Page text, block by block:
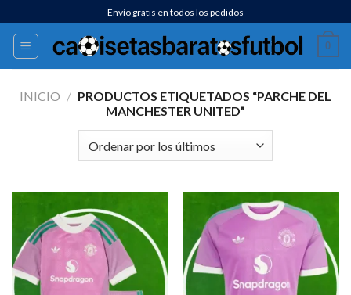
al
contenido
Envío gratis en todos los pedidos
0
INICIO / PRODUCTOS ETIQUETADOS “PARCHE DEL
MANCHESTER UNITED”